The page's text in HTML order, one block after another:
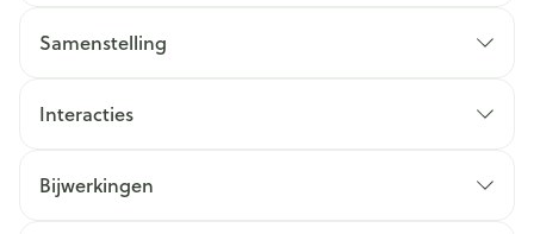
Samenstelling
Interacties
Bijwerkingen